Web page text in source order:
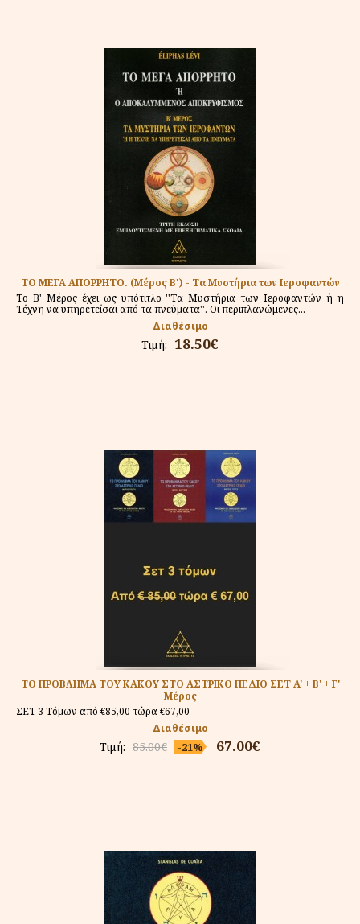
ΤΟ ΜΕΓΑ ΑΠΟΡΡΗΤΟ. (Μέρος Β') - Τα Μυστήρια των Ιεροφαντών
Το Β' Μέρος έχει ως υπότιτλο ''Τα Μυστήρια των Ιεροφαντών ή η
Τέχνη να υπηρετείσαι από τα πνεύματα''. Οι περιπλανώμενες...
Διαθέσιμο
Τιμή: 18.50€
ΤΟ ΠΡΟΒΛΗΜΑ ΤΟΥ ΚΑΚΟΥ ΣΤΟ ΑΣΤΡΙΚΟ ΠΕΔΙΟ ΣΕΤ A' + Β' + Γ'
Μέρος
ΣΕΤ 3 Τόμων από €85,00 τώρα €67,00
Διαθέσιμο
Τιμή: 85.00€ -21% 67.00€